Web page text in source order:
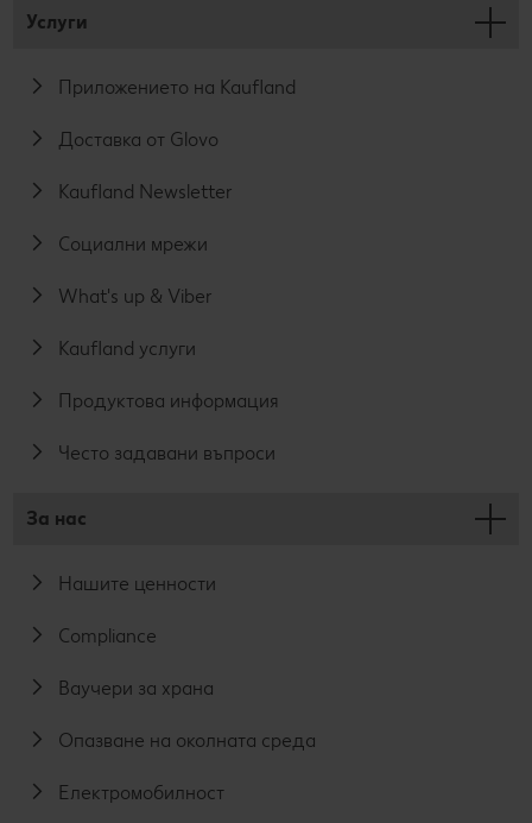
Услуги
Приложението на Kaufland
Доставка от Glovo
Kaufland Newsletter
Социални мрежи
What's up & Viber
Kaufland услуги
Продуктова информация
Често задавани въпроси
За нас
Нашите ценности
Compliance
Ваучери за храна
Опазване на околната среда
Електромобилност